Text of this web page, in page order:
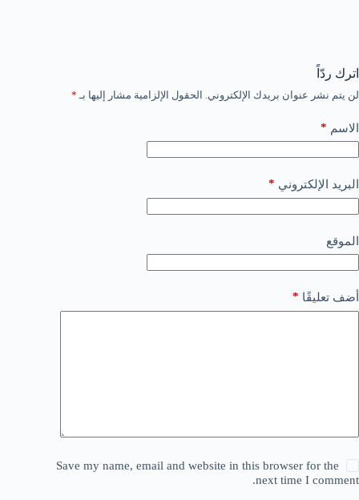
اترك ردّاً
لن يتم نشر عنوان بريدك الإلكتروني. الحقول الإلزامية مشار إليها بـ *
الاسم *
البريد الإلكتروني *
الموقع
أضف تعليقًا *
Save my name, email and website in this browser for the
next time I comment.